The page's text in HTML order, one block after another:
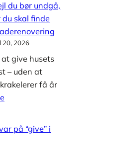
børnefamilier:
sådan
pakker
smart
skaber
start
du bør undgå,
du skal finde
20, 2026
at give husets
– uden at
få år
:
du
på “give” i